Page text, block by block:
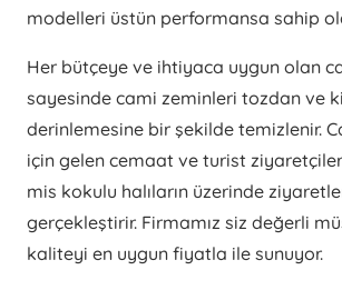
modelleri üstün performansa sahip
Her bütçeye ve ihtiyaca uygun olan
sayesinde cami zeminleri tozdan ve
derinlemesine bir şekilde temizlenir.
için gelen cemaat ve turist
mis kokulu halıların üzerinde
gerçekleştirir. Firmamız siz değerli
kaliteyi en uygun fiyatla ile sunuyor.